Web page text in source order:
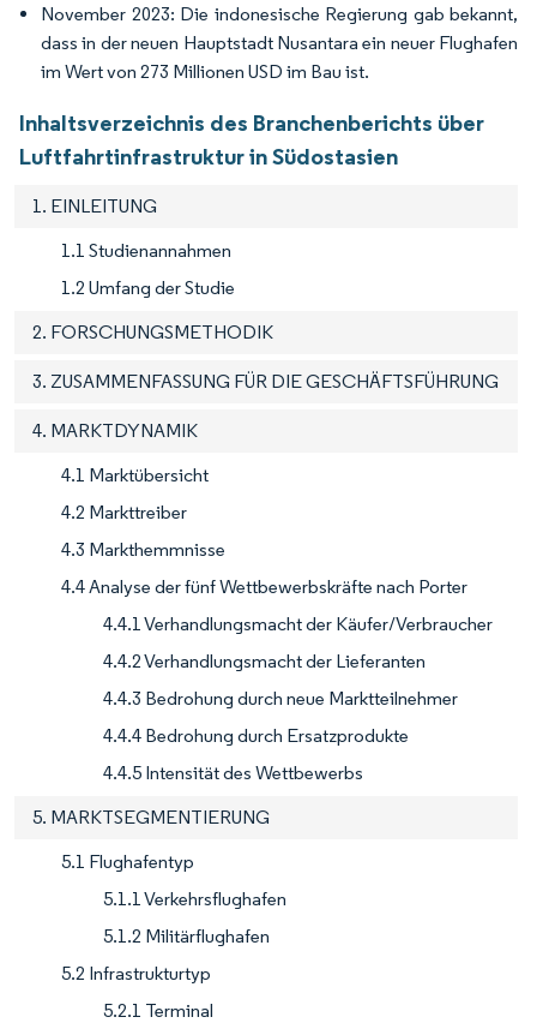
November 2023: Die indonesische Regierung gab bekannt,
dass in der neuen Hauptstadt Nusantara ein neuer Flughafen
im Wert von 273 Millionen USD im Bau ist.
Inhaltsverzeichnis des Branchenberichts über
Luftfahrtinfrastruktur in Südostasien
1. EINLEITUNG
1.1 Studienannahmen
1.2 Umfang der Studie
2. FORSCHUNGSMETHODIK
3. ZUSAMMENFASSUNG FÜR DIE GESCHÄFTSFÜHRUNG
4. MARKTDYNAMIK
4.1 Marktübersicht
4.2 Markttreiber
4.3 Markthemmnisse
4.4 Analyse der fünf Wettbewerbskräfte nach Porter
4.4.1 Verhandlungsmacht der Käufer/Verbraucher
4.4.2 Verhandlungsmacht der Lieferanten
4.4.3 Bedrohung durch neue Marktteilnehmer
4.4.4 Bedrohung durch Ersatzprodukte
4.4.5 Intensität des Wettbewerbs
5. MARKTSEGMENTIERUNG
5.1 Flughafentyp
5.1.1 Verkehrsflughafen
5.1.2 Militärflughafen
5.2 Infrastrukturtyp
5.2.1 Terminal